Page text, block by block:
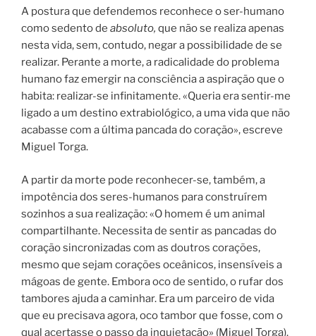
A postura que defendemos reconhece o ser-humano
como sedento de absoluto, que não se realiza apenas
nesta vida, sem, contudo, negar a possibilidade de se
realizar. Perante a morte, a radicalidade do problema
humano faz emergir na consciência a aspiração que o
habita: realizar-se infinitamente. «Queria era sentir-me
ligado a um destino extrabiológico, a uma vida que não
acabasse com a última pancada do coração», escreve
Miguel Torga.
A partir da morte pode reconhecer-se, também, a
impotência dos seres-humanos para construírem
sozinhos a sua realização: «O homem é um animal
compartilhante. Necessita de sentir as pancadas do
coração sincronizadas com as doutros corações,
mesmo que sejam corações oceânicos, insensíveis a
mágoas de gente. Embora oco de sentido, o rufar dos
tambores ajuda a caminhar. Era um parceiro de vida
que eu precisava agora, oco tambor que fosse, com o
qual acertasse o passo da inquietação» (Miguel Torga).